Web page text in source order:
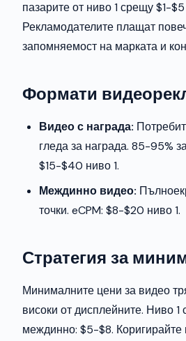
пазарите от ниво 1 срещу $1-
Рекламодателите плащат
запомняемост на марката и
Формати
Видео с награда:
гледа за награда. 85-95%
$15-$40 ниво 1.
Междинно видео:
точки. eCPM: $8-$20 ниво 1.
Стратегия за
Минималните цени за видео
високи от дисплейните. Ниво 1
междинно: $5-$8. Коригирайте